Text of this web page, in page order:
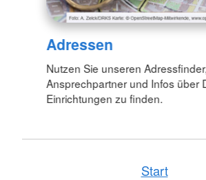
Adressen
Nutzen Sie unseren
Ansprechpartner und Infos über
Einrichtungen zu finden.
Start